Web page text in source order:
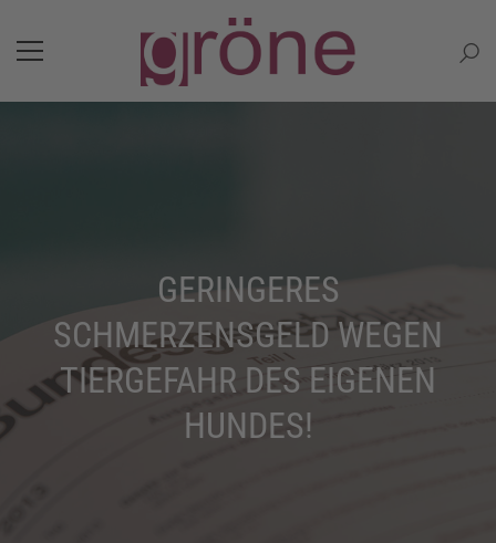
GERINGERES
SCHMERZENSGELD WEGEN
TIERGEFAHR DES EIGENEN
HUNDES!